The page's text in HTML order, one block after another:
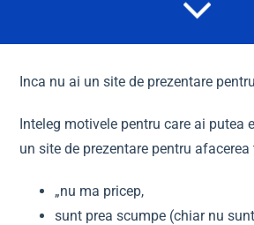
Inca nu ai un site de prezentare
Inteleg motivele pentru care ai putea
un site de prezentare pentru afacerea
„nu ma pricep,
sunt prea scumpe (chiar nu